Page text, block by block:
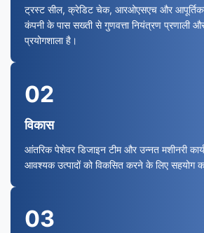
ट्रस्ट सील, क्रेडिट चेक, आरओएसएच और
कंपनी के पास सख्ती से गुणवत्ता नियंत्रण प्रणाली
प्रयोगशाला है।
02
विकास
आंतरिक पेशेवर डिजाइन टीम और उन्नत मशीनरी
आवश्यक उत्पादों को विकसित करने के लिए सहयोग
03